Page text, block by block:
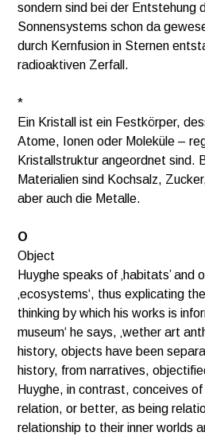
sondern sind bei der Entstehung
Sonnensystems schon da
durch Kernfusion in Sternen
radioaktiven Zerfall.
*
Ein Kristall ist ein Festkörper,
Atome, Ionen oder Moleküle –
Kristallstruktur angeordnet sind.
Materialien sind Kochsalz,
aber auch die Metalle.
O
Object
Huyghe speaks of ‚habitats’ and
‚ecosystems‘, thus explicating
thinking by which his works is
museum‘ he says, ‚wether art
history, objects have been
history, from narratives,
Huyghe, in contrast, conceives
relation, or better, as being
relationship to their inner worlds